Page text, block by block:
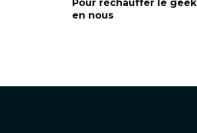
Pour réchauffer le geek
en nous